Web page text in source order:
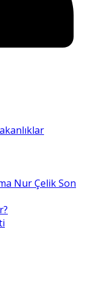
Nur Çelik Son